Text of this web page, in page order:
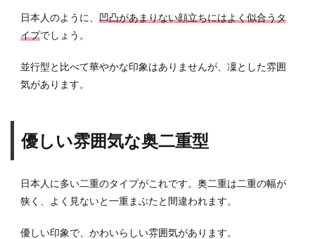
日本人のように、 凹凸があまりない顔立ちにはよく似合うタ
イプでしょう。
並行型と比べて華やかな印象はありませんが、凜とした雰囲
気があります。
優しい雰囲気な奥二重型
日本人に多い二重のタイプがこれです。奥二重は二重の幅が
狭く、よく見ないと一重まぶたと間違われます。
優しい印象で、かわいらしい雰囲気があります。